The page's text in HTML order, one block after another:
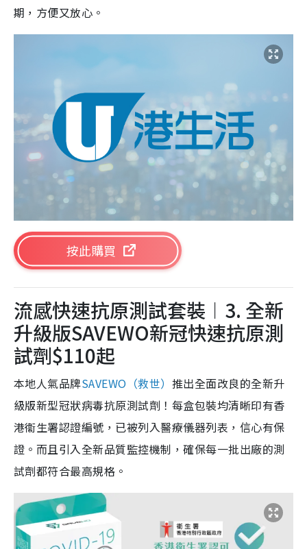
期，方便又放心。
按此購買
流感快速抗原測試套裝︱3. 全新
升級版SAVEWO新冠快速抗原測
試劑$110起
本地人氣品牌SAVEWO（救世） 推出全面改良的全新升
級版新型冠狀病毒抗原測試劑！每盒包裝均清晰印有香
港衞生署認證編號，已被列入醫療儀器列表，信心有保
證。而且引入全新品質監控機制，確保每一批出廠的測
試劑都符合最高規格。